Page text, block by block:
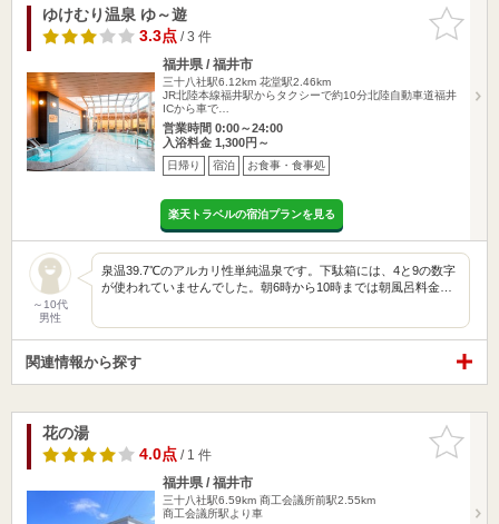
お気に入
りに追加
ゆけむり温泉 ゆ～遊
3.3点/ 3 件
福井県 / 福井市
三十八社駅6.12km 花堂駅2.46km
JR北陸本線福井駅からタクシーで約10分北陸自動車道福井
ICから車で…
営業時間 0:00～24:00
入浴料金 1,300円～
日帰り 宿泊 お食事・食事処
楽天トラベルの宿泊プランを見る
～10代
男性
泉温39.7℃のアルカリ性単純温泉です。下駄箱には、4と9の数字
が使われていませんでした。朝6時から10時までは朝風呂料金…
関連情報から探す
お気に入
りに追加
花の湯
4.0点/ 1 件
福井県 / 福井市
三十八社駅6.59km 商工会議所前駅2.55km
商工会議所駅より車